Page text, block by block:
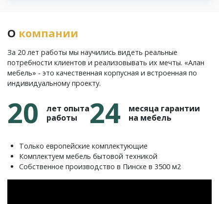
О компании
За 20 лет работы мы научились видеть реальные
потребности клиентов и реализовывать их мечты. «Алан
мебель» - это качественная корпусная и встроенная по
индивидуальному проекту.
20
лет опыта
работы
24
месяца гарантии
на мебель
Только европейские комплектующие
Комплектуем мебель бытовой техникой
Собственное производство в Пинске в 3500 м2